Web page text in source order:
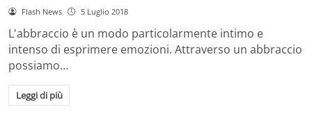
Flash News 5 Luglio 2018
L'abbraccio è un modo particolarmente intimo e
intenso di esprimere emozioni. Attraverso un abbraccio
possiamo…
Leggi di più